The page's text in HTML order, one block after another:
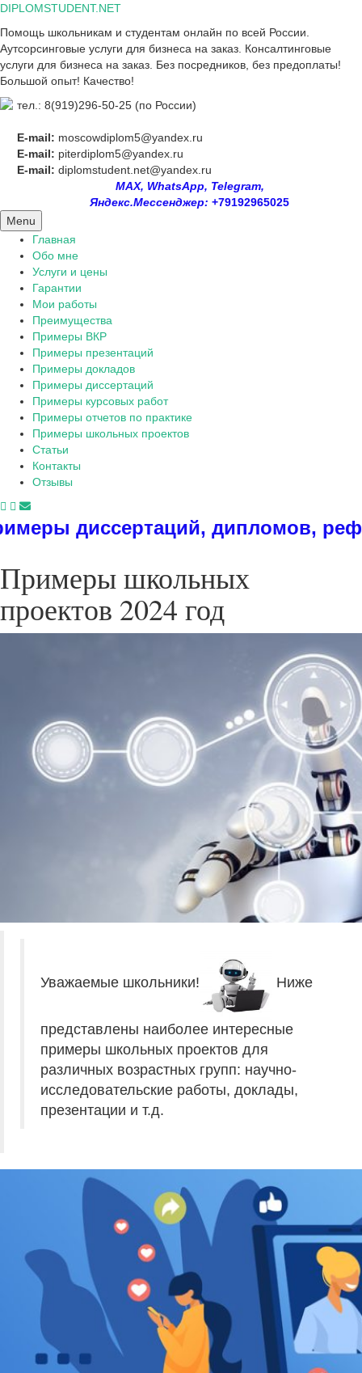
Skip
content
DIPLOMSTUDENT.NET
Помощь школьникам и студентам онлайн по всей России.
Аутсорсинговые услуги для бизнеса на заказ. Консалтинговые
услуги для бизнеса на заказ. Без посредников, без предоплаты!
Большой опыт! Качество!
тел.: 8(919)296-50-25 (по России)
E-mail: moscowdiplom5@yandex.ru
E-mail: piterdiplom5@yandex.ru
E-mail: diplomstudent.net@yandex.ru
MAX, WhatsApp, Telegram,
Яндекс.Мессенджер: +79192965025
Menu
Главная
Обо мне
Услуги и цены
Гарантии
Мои работы
Преимущества
Примеры ВКР
Примеры презентаций
Примеры докладов
Примеры диссертаций
Примеры курсовых работ
Примеры отчетов по практике
Примеры школьных проектов
Статьи
Контакты
Отзывы
дипломов, рефератов,
Примеры школьных
проектов 2024 год
Уважаемые школьники! Ниже
представлены наиболее интересные
примеры школьных проектов для
различных возрастных групп: научно-
исследовательские работы, доклады,
презентации и т.д.